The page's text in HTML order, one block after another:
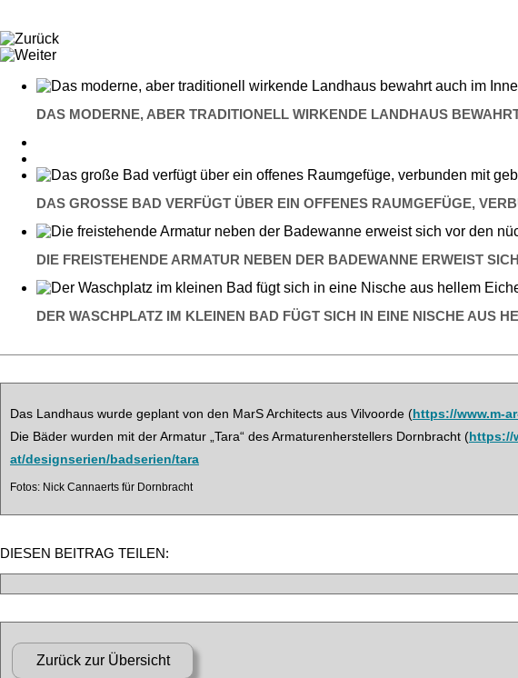
DAS MODERNE, ABER TRADITIONELL WIRKENDE LANDHAUS
DAS GROSSE BAD VERFÜGT ÜBER EIN OFFENES RAUMGEFÜGE,
DIE FREISTEHENDE ARMATUR NEBEN DER BADEWANNE ERWEIST
DER WASCHPLATZ IM KLEINEN BAD FÜGT SICH IN EINE NISCHE AUS
Das Landhaus wurde geplant von den MarS Architects aus Vilvoorde (https://www.m-
Die Bäder wurden mit der Armatur „Tara“ des Armaturenherstellers Dornbracht (https://
at/designserien/badserien/tara
Fotos: Nick Cannaerts für Dornbracht
DIESEN BEITRAG TEILEN: